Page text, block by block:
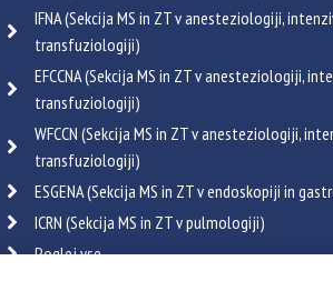
IFNA (Sekcija MS in ZT v anesteziologiji,
transfuziologiji)
EFCCNA (Sekcija MS in ZT v anesteziologiji,
transfuziologiji)
WFCCN (Sekcija MS in ZT v anesteziologiji,
transfuziologiji)
ESGENA (Sekcija MS in ZT v endoskopiji in
ICRN (Sekcija MS in ZT v pulmologiji)
Poglej vse